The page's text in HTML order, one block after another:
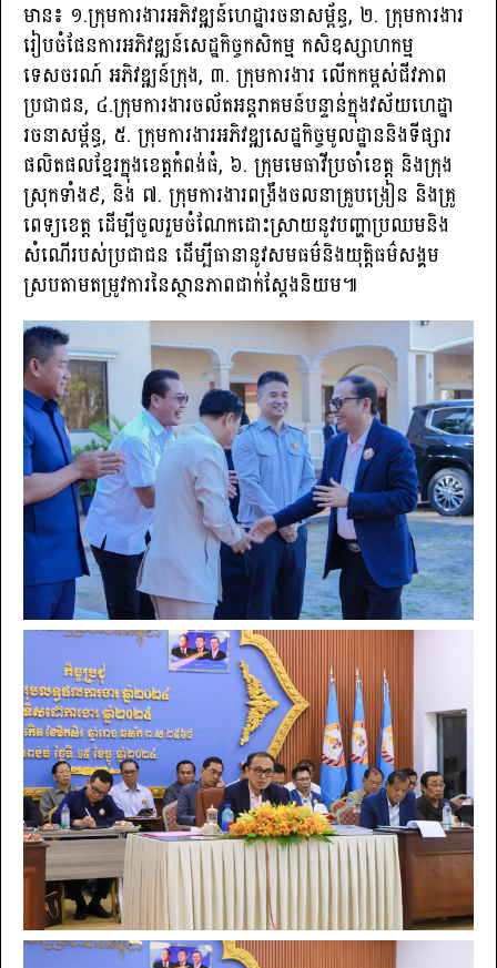
មាន៖ ១.ក្រុមការងារអភិវឌ្ឍន៍ហេដ្ឋារចនាសម្ព័ន្ធ, ២. ក្រុមការងារ
រៀបចំផែនការអភិវឌ្ឍន៍សេដ្ឋកិច្ចកសិកម្ម កសិឧស្សាហកម្ម
ទេសចរណ៍ អភិវឌ្ឍន៍ក្រុង, ៣. ក្រុមការងារ លើកកម្ពស់ជីវភាព
ប្រជាជន, ៤.ក្រុមការងារចល័តអន្តរាគមន៍បន្ទាន់ក្នុងវស័យហេដ្ឋា
រចនាសម្ព័ន្ធ, ៥. ក្រុមការងារអភិវឌ្ឍសេដ្ឋកិច្ចមូលដ្ឋាននិងទីផ្សារ
ផលិតផលខ្មែរក្នុងខេត្តកំពង់ធំ, ៦. ក្រុមមេធាវីប្រចាំខេត្ត និងក្រុង
ស្រុកទាំង៩, និង ៧. ក្រុមការងារពង្រឹងចលនាគ្រូបង្រៀន និងគ្រូ
ពេទ្យខេត្ត ដើម្បីចូលរួមចំណែកដោះស្រាយនូវបញ្ហាប្រឈមនិង
សំណើរបស់ប្រជាជន ដើម្បីធានានូវសមធម៌និងយុត្តិធម៌សង្គម
ស្របតាមតម្រូវការនៃស្ថានភាពជាក់ស្ដែងនិយម៕